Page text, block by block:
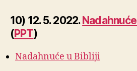
10) 12. 5. 2022.
(PPT)
Nadahnuće u Bibliji